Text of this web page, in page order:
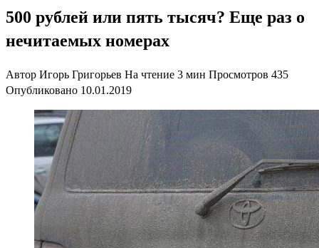
500 рублей или пять тысяч? Еще раз о
нечитаемых номерах
Автор Игорь Григорьев На чтение 3 мин Просмотров 435
Опубликовано 10.01.2019